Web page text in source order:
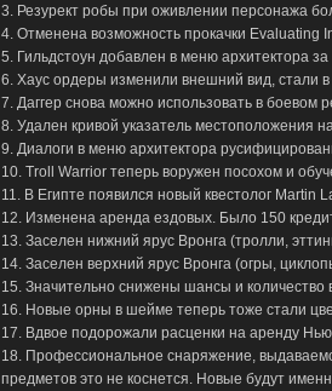
3. Резурект робы при оживлении персонажа
4. Отменена возможность прокачки Evaluating
5. Гильдстоун добавлен в меню архитектора
6. Хаус ордеры изменили внешний вид, стали в
7. Даггер снова можно использовать в боевом
8. Удален кривой указатель местоположения
9. Диалоги в меню архитектора
10. Troll Warrior теперь воружен посохом и
11. В Египте появился новый квестолог Martin
12. Изменена аренда ездовых. Было 150
13. Заселен нижний ярус Вронга (тролли,
14. Заселен верхний ярус Вронга (огры,
15. Значительно снижены шансы и
16. Новые орны в шейме теперь тоже стали
17. Вдвое подорожали расценки на аренду
18. Профессиональное снаряжение,
предметов это не коснется. Новые будут